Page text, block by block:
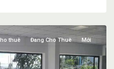
thuê Đang Cho Thuê Mới